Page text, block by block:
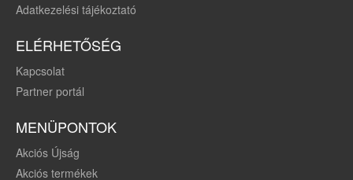
Adatkezelési tájékoztató
ELÉRHETŐSÉG
Kapcsolat
Partner portál
MENÜPONTOK
Akciós Újság
Akciós termékek